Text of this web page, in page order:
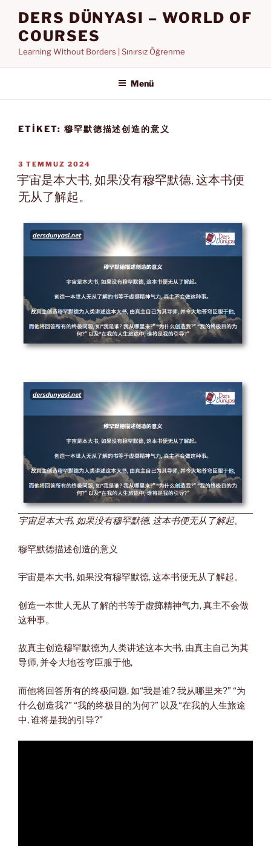
DERS DÜNYASI – WORLD OF
COURSES
Learning Without Borders | Sınırsız Öğrenme
Menü
ETIKET: 穆罕默德描述创造的意义
YAYIM
TARIHI
3 TEMMUZ 2024
宇宙是本大书, 如果没有穆罕默德, 这本书便
无从了解起。
宇宙是本大书, 如果没有穆罕默德, 这本书便无从了解起。
穆罕默德描述创造的意义
宇宙是本大书, 如果没有穆罕默德, 这本书便无从了解起。
创造一本世人无从了解的书等于虚掷精神气力, 真主不会做
这种事。
故真主创造穆罕默德为人类讲述这本大书, 由真主自己为其
导师, 并令大地苍穹臣服于他,
而他将回答所有的终极问题, 如“我是谁? 我从哪里来?” “为
什么创造我?” “我的终极目的为何?” 以及“在我的人生旅途
中, 谁将是我的引导?”